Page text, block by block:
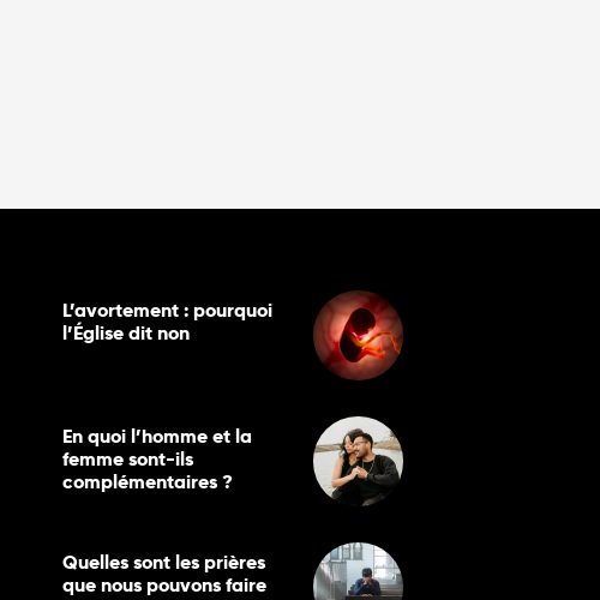
L’avortement : pourquoi
l’Église dit non
En quoi l’homme et la
femme sont-ils
complémentaires ?
Quelles sont les prières
que nous pouvons faire